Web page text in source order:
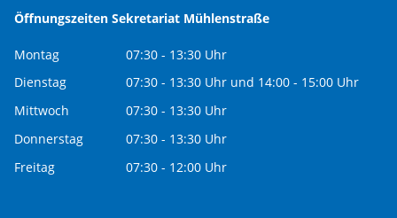
Öffnungszeiten Sekretariat Mühlenstraße
Montag
07:30 - 13:30 Uhr
Dienstag
07:30 - 13:30 Uhr und 14:00 - 15:00 Uhr
Mittwoch
07:30 - 13:30 Uhr
Donnerstag
07:30 - 13:30 Uhr
Freitag
07:30 - 12:00 Uhr